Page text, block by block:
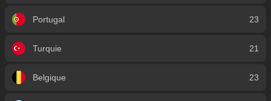
Portugal 23
Turquie 21
Belgique 23